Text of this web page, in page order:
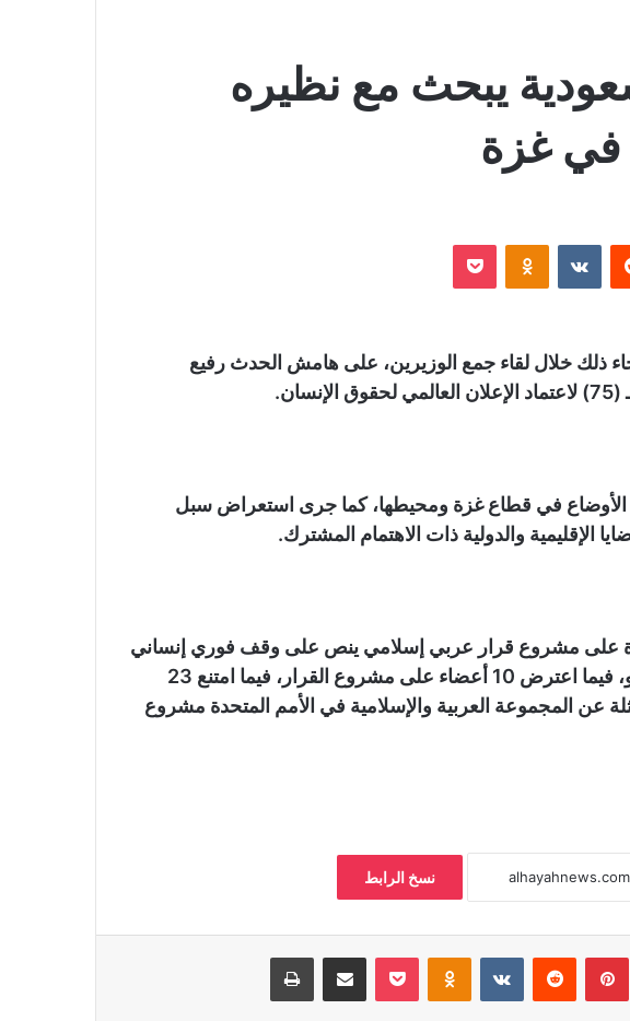
يبحث مع نظيره
في غزة
ذلك خلال لقاء جمع الوزيرين، على هامش الحدث رفيع
الأوضاع في قطاع غزة ومحيطها، كما جرى استعراض سبل
الإقليمية والدولية ذات الاهتمام المشترك.
على مشروع قرار عربي إسلامي ينص على وقف فوري إنساني
لإطلاق النار في غزة بأغلبية 153 عضو، فيما اعترض 10 أعضاء على مشروع القرار، فيما امتنع 23
المجموعة العربية والإسلامية في الأمم المتحدة مشروع
نسخ الرابط
بينتيريست بوكيت